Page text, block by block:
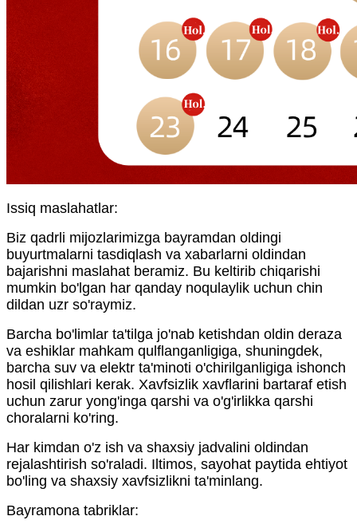
Issiq maslahatlar:
Biz qadrli mijozlarimizga bayramdan oldingi
buyurtmalarni tasdiqlash va xabarlarni oldindan
bajarishni maslahat beramiz. Bu keltirib chiqarishi
mumkin bo'lgan har qanday noqulaylik uchun chin
dildan uzr so'raymiz.
Barcha bo'limlar ta'tilga jo'nab ketishdan oldin deraza
va eshiklar mahkam qulflanganligiga, shuningdek,
barcha suv va elektr ta'minoti o'chirilganligiga ishonch
hosil qilishlari kerak. Xavfsizlik xavflarini bartaraf etish
uchun zarur yong'inga qarshi va o'g'irlikka qarshi
choralarni ko'ring.
Har kimdan o'z ish va shaxsiy jadvalini oldindan
rejalashtirish so'raladi. Iltimos, sayohat paytida ehtiyot
bo'ling va shaxsiy xavfsizlikni ta'minlang.
Bayramona tabriklar: